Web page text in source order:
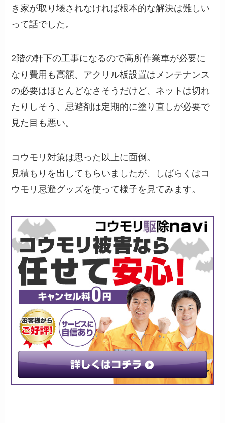
き家が取り壊されなければ根本的な解決は難しい
って話でした。
2階の軒下の工事になるので高所作業車が必要に
なり費用も高額、アクリル板設置はメンテナンス
の必要はほとんどなさそうだけど、ネットは切れ
たりしそう、忌避剤は定期的に塗り直しが必要で
見た目も悪い。
コウモリ対策は思った以上に面倒。
見積もりを出してもらいましたが、しばらくはコ
ウモリ忌避グッズを使って様子を見てみます。